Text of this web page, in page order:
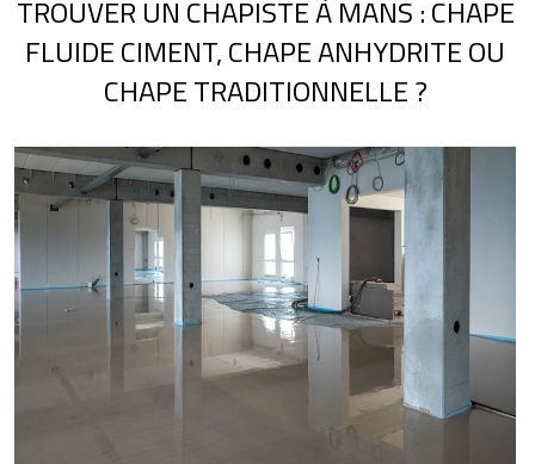
TROUVER UN CHAPISTE À MANS : CHAPE
FLUIDE CIMENT, CHAPE ANHYDRITE OU
CHAPE TRADITIONNELLE ?